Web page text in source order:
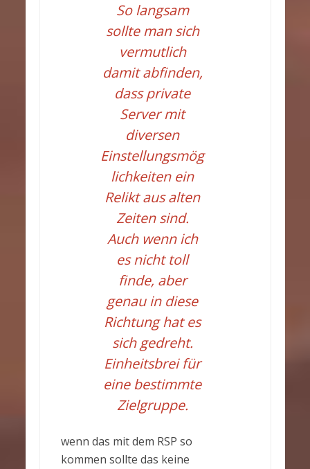
So langsam
sollte man sich
vermutlich
damit abfinden,
dass private
Server mit
diversen
Einstellungsmög
lichkeiten ein
Relikt aus alten
Zeiten sind.
Auch wenn ich
es nicht toll
finde, aber
genau in diese
Richtung hat es
sich gedreht.
Einheitsbrei für
eine bestimmte
Zielgruppe.
wenn das mit dem RSP so
kommen sollte das keine